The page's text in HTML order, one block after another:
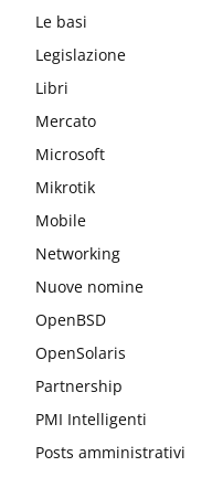
Le basi
Legislazione
Libri
Mercato
Microsoft
Mikrotik
Mobile
Networking
Nuove nomine
OpenBSD
OpenSolaris
Partnership
PMI Intelligenti
Posts amministrativi